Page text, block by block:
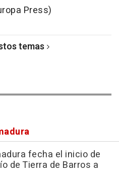
Press)
temas
fecha el inicio de
de Tierra de Barros a